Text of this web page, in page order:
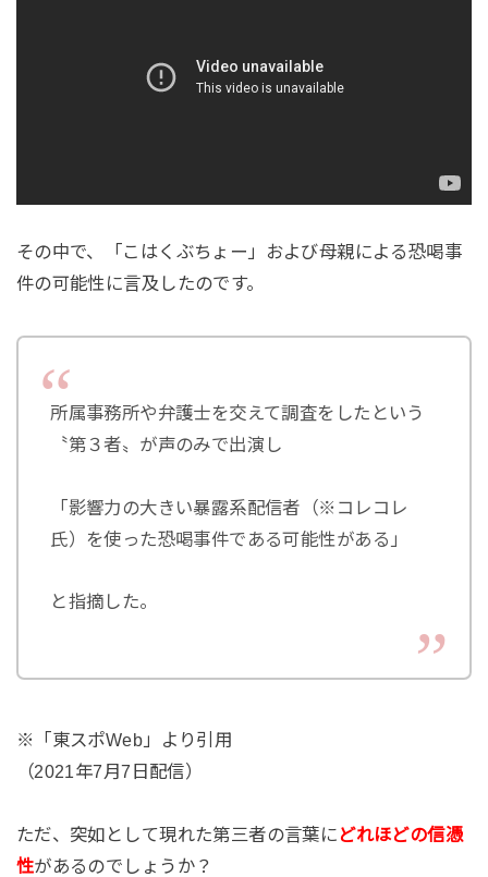
その中で、「こはくぶちょー」および母親による恐喝事
件の可能性に言及したのです。
所属事務所や弁護士を交えて調査をしたという
〝第３者〟が声のみで出演し
「影響力の大きい暴露系配信者（※コレコレ
氏）を使った恐喝事件である可能性がある」
と指摘した。
※「東スポWeb」より引用
（2021年7月7日配信）
ただ、突如として現れた第三者の言葉にどれほどの信憑
性があるのでしょうか？